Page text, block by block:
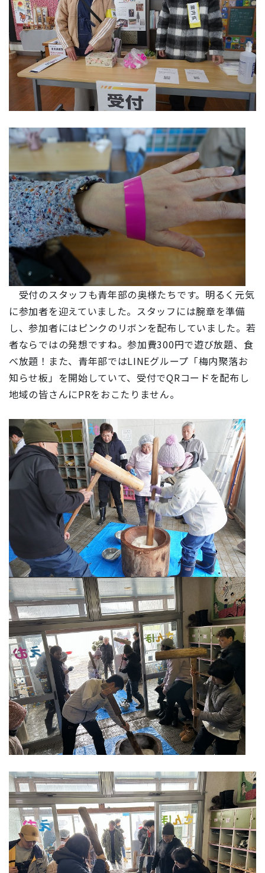
受付のスタッフも青年部の奥様たちです。明るく元気
に参加者を迎えていました。スタッフには腕章を準備
し、参加者にはピンクのリボンを配布していました。若
者ならではの発想ですね。参加費300円で遊び放題、食
べ放題！また、青年部ではLINEグループ「梅内聚落お
知らせ板」を開始していて、受付でQRコードを配布し
地域の皆さんにPRをおこたりません。